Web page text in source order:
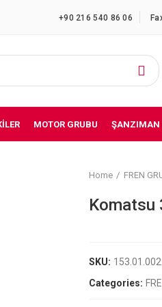
+90 216 540 86 06
MOTOR GRUBU ŞANZIMAN
Home FREN
Komatsu
SKU:
Categories: